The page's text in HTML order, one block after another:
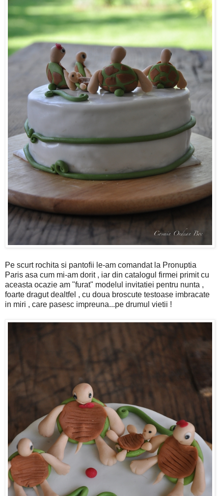
Pe scurt rochita si pantofii le-am comandat la Pronuptia
Paris asa cum mi-am dorit , iar din catalogul firmei primit cu
aceasta ocazie am "furat" modelul invitatiei pentru nunta ,
foarte dragut dealtfel , cu doua broscute testoase imbracate
in miri , care pasesc impreuna...pe drumul vietii !